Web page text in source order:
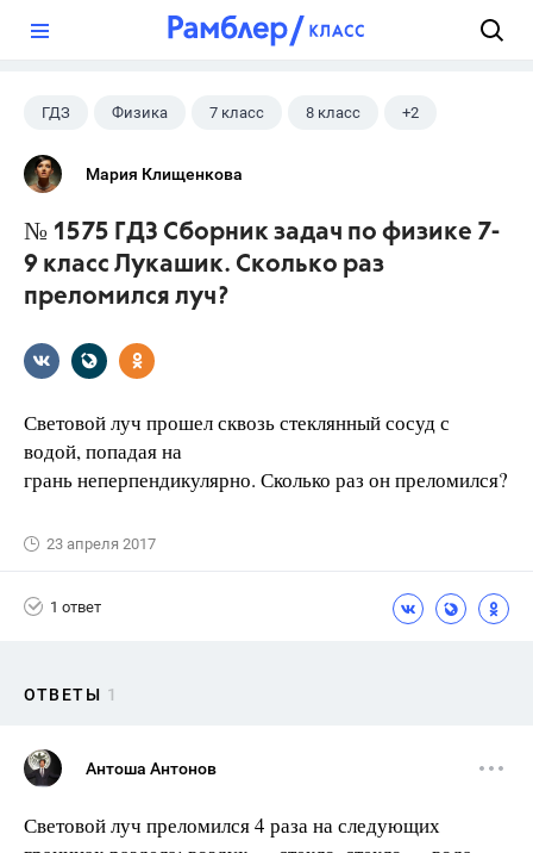
ГДЗ Физика 7 класс 8 класс +2
9 класс
Мария Клищенкова
№ 1575 ГДЗ Сборник задач по физике 7-
9 класс Лукашик. Сколько раз
преломился луч?
Световой луч прошел сквозь стеклянный сосуд с
водой, попадая на
грань неперпендикулярно. Сколько раз он преломился?
23 апреля 2017
1 ответ
ОТВЕТЫ 1
Антоша Антонов
Световой луч преломился 4 раза на следующих